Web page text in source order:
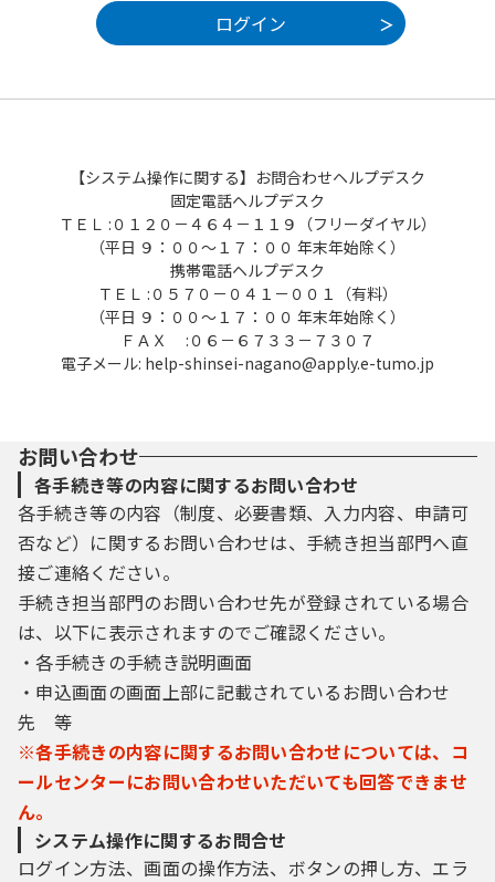
【システム操作に関する】お問合わせヘルプデスク
固定電話ヘルプデスク
ＴＥＬ :０１２０－４６４－１１９（フリーダイヤル）
（平日 ９：００～１７：００ 年末年始除く）
携帯電話ヘルプデスク
ＴＥＬ :０５７０－０４１－００１（有料）
（平日 ９：００～１７：００ 年末年始除く）
ＦＡＸ :０６－６７３３－７３０７
電子メール: help-shinsei-nagano@apply.e-tumo.jp
お問い合わせ
各手続き等の内容に関するお問い合わせ
各手続き等の内容（制度、必要書類、入力内容、申請可
否など）に関するお問い合わせは、手続き担当部門へ直
接ご連絡ください。
手続き担当部門のお問い合わせ先が登録されている場合
は、以下に表示されますのでご確認ください。
・各手続きの手続き説明画面
・申込画面の画面上部に記載されているお問い合わせ
先 等
※各手続きの内容に関するお問い合わせについては、コ
ールセンターにお問い合わせいただいても回答できませ
ん。
システム操作に関するお問合せ
ログイン方法、画面の操作方法、ボタンの押し方、エラ